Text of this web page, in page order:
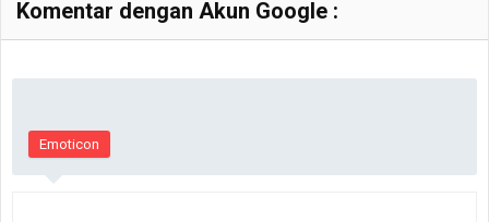
Komentar dengan Akun Google :
Emoticon